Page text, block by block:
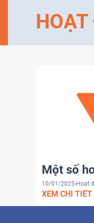
Một số
10/01/2025 Hoạt
XEM CHI TIẾT